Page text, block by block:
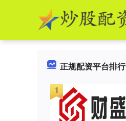
正规配资平台排行